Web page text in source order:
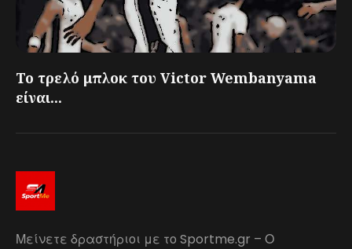
Το τρελό μπλοκ του Victor Wembanyama
είναι...
Μείνετε δραστήριοι με το Sportme.gr – Ο